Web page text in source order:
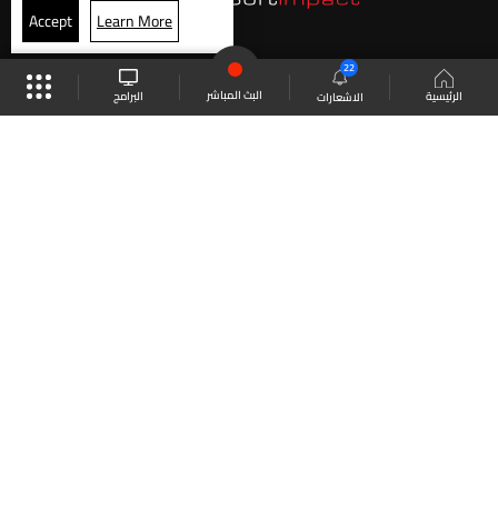
الرئيسية الاشعارات
22
البث المباشر البرامج
Accept Learn More
موقع البرامج الجدول البث المباشر